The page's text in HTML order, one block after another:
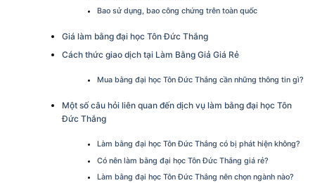
Bao sử dụng, bao công chứng trên toàn quốc
Giá làm bằng đại học Tôn Đức Thắng
Cách thức giao dịch tại Làm Bằng Giả Giá Rẻ
Mua bằng đại học Tôn Đức Thắng cần những thông tin gì?
Một số câu hỏi liên quan đến dịch vụ làm bằng đại học Tôn
Đức Thắng
Làm bằng đại học Tôn Đức Thắng có bị phát hiện không?
Có nên làm bằng đại học Tôn Đức Thắng giá rẻ?
Làm bằng đại học Tôn Đức Thắng nên chọn ngành nào?